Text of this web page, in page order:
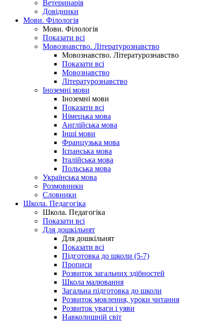
Ветеринарія
Довідники
Мови. Філологія
Мови. Філологія
Показати всі
Мовознавство. Літературознавство
Мовознавство. Літературознавство
Показати всі
Мовознавство
Літературознавство
Іноземні мови
Іноземні мови
Показати всі
Німецька мова
Англійська мова
Інші мови
Французька мова
Іспанська мова
Італійська мова
Польська мова
Українська мова
Розмовники
Словники
Школа. Педагогіка
Школа. Педагогіка
Показати всі
Для дошкільнят
Для дошкільнят
Показати всі
Підготовка до школи (5-7)
Прописи
Розвиток загальних здібностей
Школа малювання
Загальна підготовка до школи
Розвиток мовлення, уроки читання
Розвиток уваги і уяви
Навколишній світ